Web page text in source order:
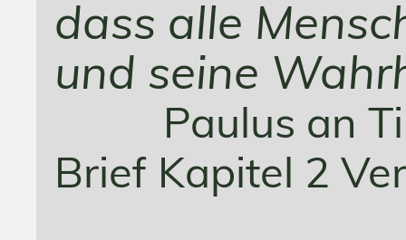
dass alle
und seine
Paulus an
Brief Kapitel 2